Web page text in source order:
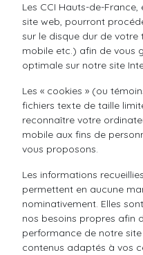
Les CCI Hauts-de-
site web, pourront
sur le disque dur de
mobile etc.) afin de vous
optimale sur notre site
Les « cookies » (ou
fichiers texte de taille
reconnaître votre
mobile aux fins de
vous proposons.
Les informations
permettent en aucune
nominativement. Elles
nos besoins propres afin
performance de notre
contenus adaptés à vos